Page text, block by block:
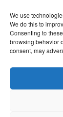
We use
We do this to
Consenting to
browsing behavior
consent, may
© All rights